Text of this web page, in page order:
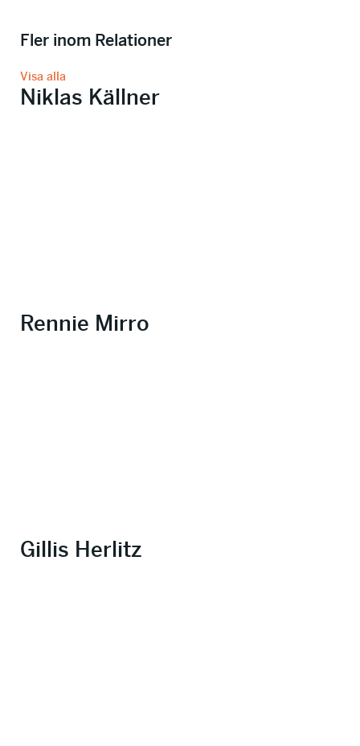
Fler inom Relationer
Visa alla
Niklas Källner
Rennie Mirro
Gillis Herlitz